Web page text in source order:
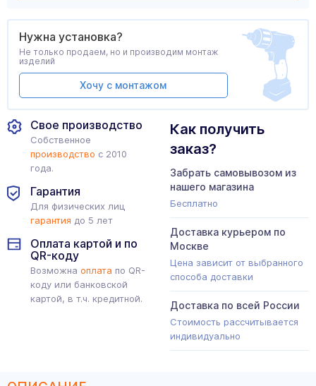
Свое производство
Собственное
производство с 2010
года.
Гарантия
Для физических лиц
гарантия до 5 лет
Оплата картой и по
QR-коду
Возможна оплата по QR-
коду или банковской
картой, в т.ч. кредитной.
Как получить
заказ?
Забрать самовывозом из
нашего магазина
Бесплатно
Доставка курьером по
Москве
Цена зависит от выбранного
способа доставки
Доставка по всей России
Стоимость рассчитывается
индивидуально
Нужна установка?
Не только продаем, но и производим монтаж
изделий
Хочу с монтажом